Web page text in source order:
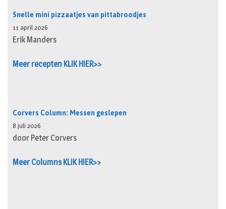
Snelle mini pizzaatjes van pittabroodjes
11 april 2026
Erik Manders
Meer recepten KLIK HIER>>
Corvers Column: Messen geslepen
8 juli 2026
door Peter Corvers
Meer Columns KLIK HIER>>